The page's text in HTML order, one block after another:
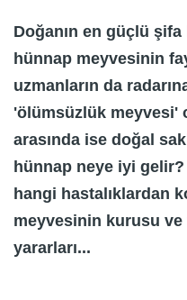
Doğanın en güçlü
hünnap meyvesinin
uzmanların da
'ölümsüzlük meyvesi'
arasında ise doğal
hünnap neye iyi
hangi hastalıklardan
meyvesinin kurusu
yararları...